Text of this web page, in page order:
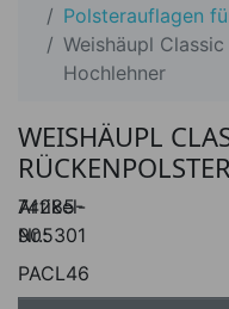
Polsterauflagen
Weishäupl
Hochlehner
WEISHÄUPL
Artikel-
Nr.:
PACL46
74285-
905301